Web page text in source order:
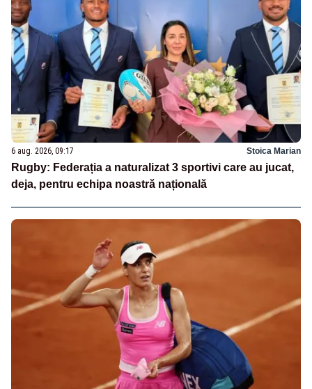
6 aug. 2026, 09:17 Stoica Marian
Rugby: Federația a naturalizat 3 sportivi care au jucat,
deja, pentru echipa noastră națională